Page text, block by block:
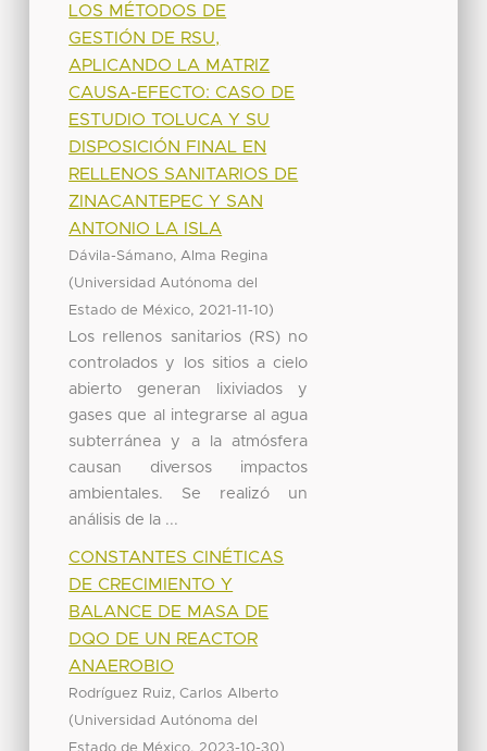
LOS MÉTODOS DE
GESTIÓN DE RSU,
APLICANDO LA MATRIZ
CAUSA-EFECTO: CASO DE
ESTUDIO TOLUCA Y SU
DISPOSICIÓN FINAL EN
RELLENOS SANITARIOS DE
ZINACANTEPEC Y SAN
ANTONIO LA ISLA
Dávila-Sámano, Alma Regina
(Universidad Autónoma del
Estado de México, 2021-11-10)
Los rellenos sanitarios (RS) no
controlados y los sitios a cielo
abierto generan lixiviados y
gases que al integrarse al agua
subterránea y a la atmósfera
causan diversos impactos
ambientales. Se realizó un
análisis de la ...
CONSTANTES CINÉTICAS
DE CRECIMIENTO Y
BALANCE DE MASA DE
DQO DE UN REACTOR
ANAEROBIO
Rodríguez Ruiz, Carlos Alberto
(Universidad Autónoma del
Estado de México, 2023-10-30)